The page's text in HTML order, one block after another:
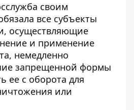
своим
все субъекты
осуществляющие
и применение
немедленно
запрещенной формы
ее с оборота для
или